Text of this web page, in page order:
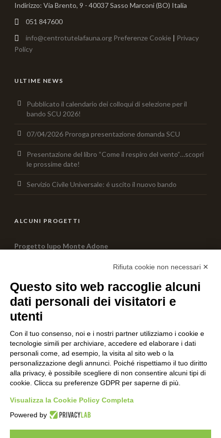
Indirizzo: Via Brento, 9 - 40037 Sasso Marconi (BO) Italia
051 847600
info@centrotutelafauna.org Preferenze Cookie | Privacy
Policy
ULTIME NEWS
Pubblicato il calendario dei colloqui di selezione per il
bando SCU 2026!
07/04/2026 Proroga presentazione domanda SCU
Presentazione del libro “Come il respiro del vento”…scopri
le prossime date!
Servizio Civile Universale: é uscito il nuovo bando
ALCUNI PROGETTI
Progetto lupo Monte Adone
PROGETTO JUST FREEDOM
0 Comment
AIUTACI CON UNA DONAZIONE
Rifiuta cookie non necessari ✕
Questo sito web raccoglie alcuni
dati personali dei visitatori e
utenti
Con il tuo consenso, noi e i nostri partner utilizziamo i cookie e
tecnologie simili per archiviare, accedere ed elaborare i dati
personali come, ad esempio, la visita al sito web o la
personalizzazione degli annunci. Poiché rispettiamo il tuo diritto
alla privacy, è possibile scegliere di non consentire alcuni tipi di
cookie. Clicca su preferenze GDPR per saperne di più.
Visualizza la Cookie Policy Completa
Powered by